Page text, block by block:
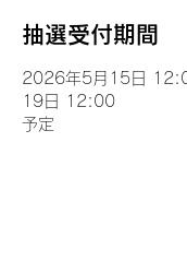
抽選受付期間
2026年5月15日
19日 12:00
予定